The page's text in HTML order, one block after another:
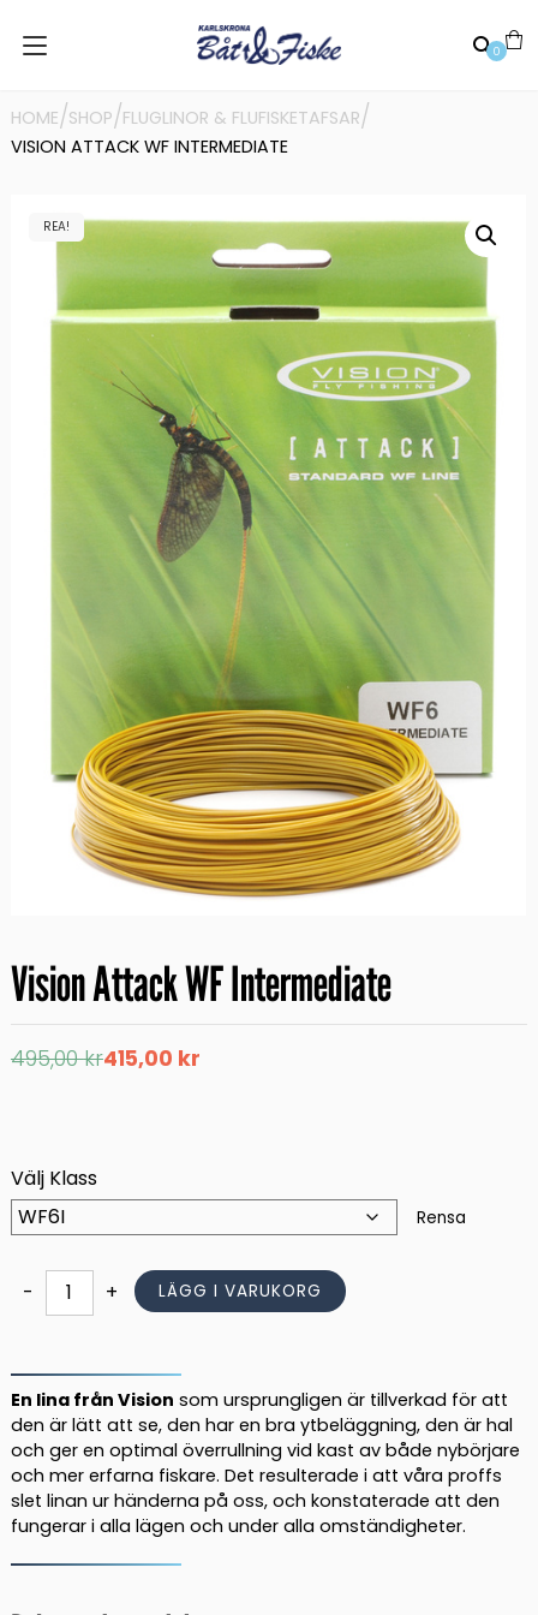
0
HOME/SHOP/FLUGLINOR & FLUFISKETAFSAR/
VISION ATTACK WF INTERMEDIATE
REA!
Vision Attack WF Intermediate
495,00kr
Det
ursprungliga
415,00 kr
Det
nuvarande
Välj Klass
Rensa
-
Attack
Intermediate
mängd
+ LÄGG I VARUKORG
En lina från Vision som ursprungligen är tillverkad för att
den är lätt att se, den har en bra ytbeläggning, den är hal
och ger en optimal överrullning vid kast av både nybörjare
och mer erfarna fiskare. Det resulterade i att våra proffs
slet linan ur händerna på oss, och konstaterade att den
fungerar i alla lägen och under alla omständigheter.